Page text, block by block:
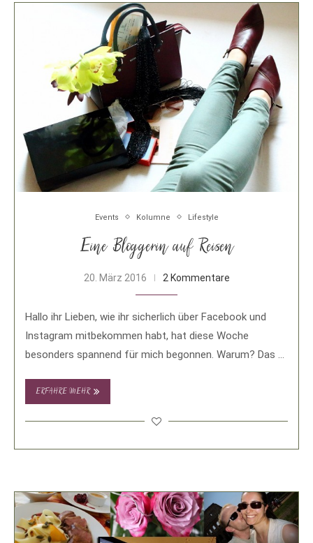
Events Kolumne Lifestyle
Eine Bloggerin auf Reisen
20. März 2016 2 Kommentare
Hallo ihr Lieben, wie ihr sicherlich über Facebook und
Instagram mitbekommen habt, hat diese Woche
besonders spannend für mich begonnen. Warum? Das …
ERFAHRE MEHR